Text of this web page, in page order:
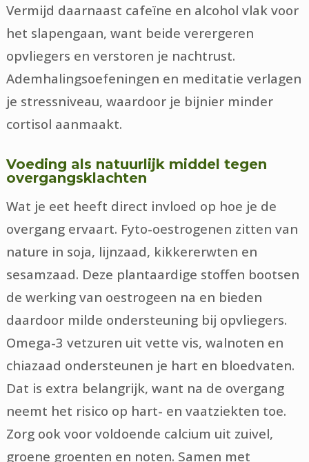
Vermijd daarnaast cafeïne en alcohol vlak voor
het slapengaan, want beide verergeren
opvliegers en verstoren je nachtrust.
Ademhalingsoefeningen en meditatie verlagen
je stressniveau, waardoor je bijnier minder
cortisol aanmaakt.
Voeding als natuurlijk middel tegen
overgangsklachten
Wat je eet heeft direct invloed op hoe je de
overgang ervaart. Fyto-oestrogenen zitten van
nature in soja, lijnzaad, kikkererwten en
sesamzaad. Deze plantaardige stoffen bootsen
de werking van oestrogeen na en bieden
daardoor milde ondersteuning bij opvliegers.
Omega-3 vetzuren uit vette vis, walnoten en
chiazaad ondersteunen je hart en bloedvaten.
Dat is extra belangrijk, want na de overgang
neemt het risico op hart- en vaatziekten toe.
Zorg ook voor voldoende calcium uit zuivel,
groene groenten en noten. Samen met